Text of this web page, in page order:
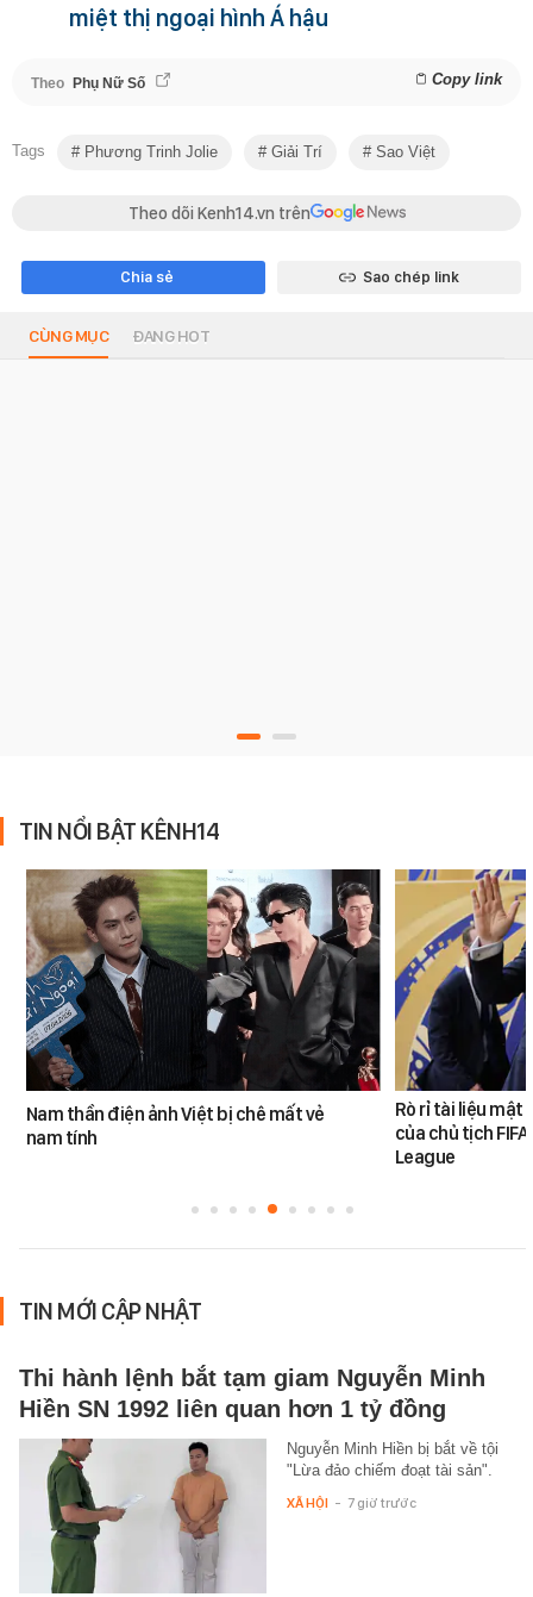
miệt thị ngoại hình Á hậu
Theo Phụ Nữ Số Copy link
Tags Phương Trinh Jolie Giải Trí Sao Việt
Theo dõi Kenh14.vn trên
Chia sẻ Sao chép link
CÙNG MỤC ĐANG HOT
TIN NỔI BẬT KÊNH14
Nam thần điện ảnh Việt bị chê mất vẻ
nam tính
Rò rỉ tài liệu mật
của chủ tịch
League
TIN MỚI CẬP NHẬT
Thi hành lệnh bắt tạm giam Nguyễn Minh
Hiền SN 1992 liên quan hơn 1 tỷ đồng
Nguyễn Minh Hiền bị bắt về tội
"Lừa đảo chiếm đoạt tài sản".
XÃ HỘI - 7 giờ trước